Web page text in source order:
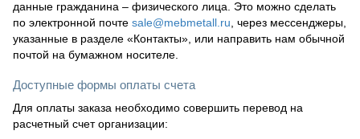
данные гражданина – физического лица. Это можно сделать
по электронной почте sale@mebmetall.ru , через мессенджеры,
указанные в разделе «Контакты», или направить нам обычной
почтой на бумажном носителе.
Доступные формы оплаты счета
Для оплаты заказа необходимо совершить перевод на
расчетный счет организации: